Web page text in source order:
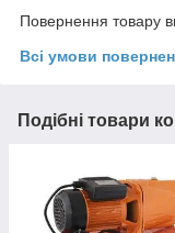
Повернення товару
Всі умови
Подібні товари